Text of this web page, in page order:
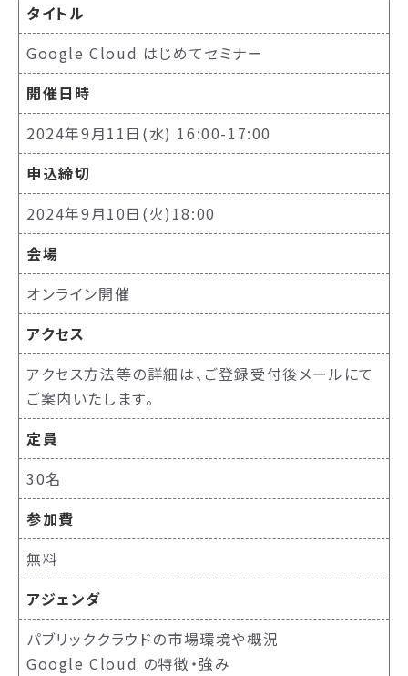
タイトル
Google Cloud はじめてセミナー
開催日時
2024年9月11日(水) 16:00-17:00
申込締切
2024年9月10日(火)18:00
会場
オンライン開催
アクセス
アクセス方法等の詳細は、ご登録受付後メールにて
ご案内いたします。
定員
30名
参加費
無料
アジェンダ
パブリッククラウドの市場環境や概況
Google Cloud の特徴・強み